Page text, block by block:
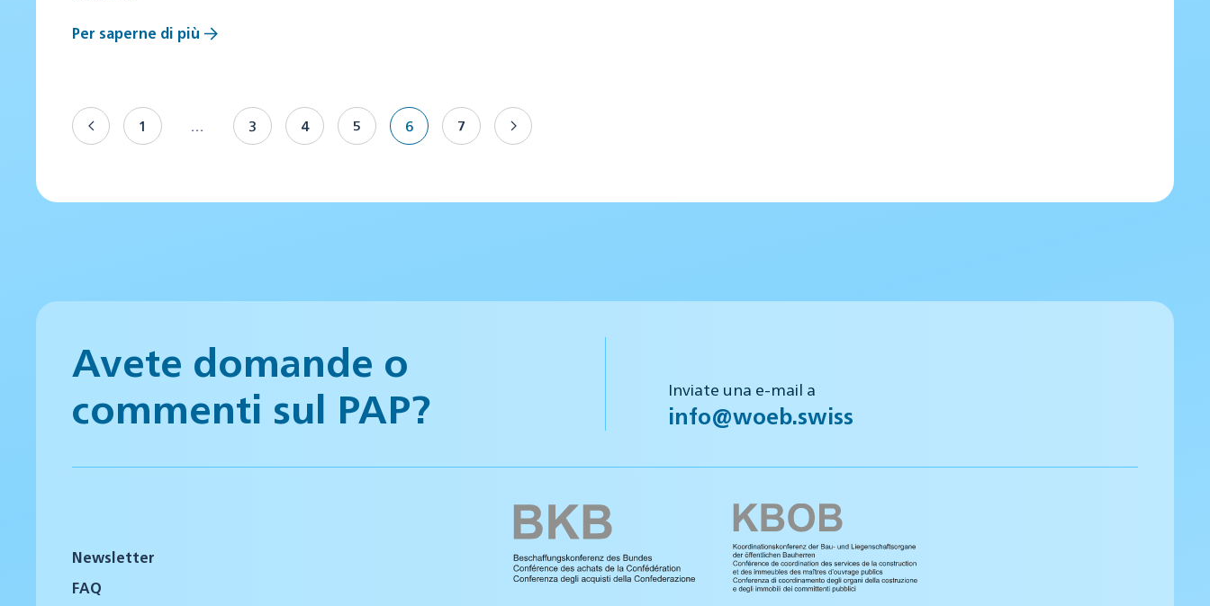
Per saperne di più
1 3 4 5 6 7
Avete domande o
commenti sul PAP?
Inviate una e-mail a
info@woeb.swiss
Newsletter
FAQ